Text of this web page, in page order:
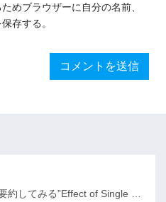
めブラウザーに自分の名前、
存する。
してみる”Effect of Single …